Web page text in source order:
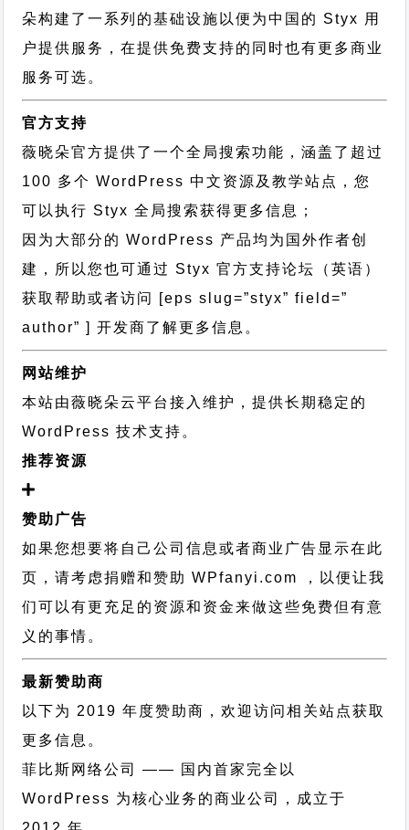
朵构建了一系列的基础设施以便为中国的 Styx 用
户提供服务，在提供免费支持的同时也有更多商业
服务可选。
官方支持
薇晓朵官方提供了一个全局搜索功能，涵盖了超过
100 多个 WordPress 中文资源及教学站点，您
可以执行 Styx 全局搜索获得更多信息；
因为大部分的 WordPress 产品均为国外作者创
建，所以您也可通过 Styx 官方支持论坛
（英语）
获取帮助或者访问 [eps slug=”styx” field=”
author” ] 开发商了解更多信息。
网站维护
本站由薇晓朵云平台接入维护，提供长期稳定的
WordPress 技术支持 。
推荐资源
赞助广告
如果您想要将自己公司信息或者商业广告显示在此
页，请考虑捐赠和赞助 WPfanyi.com ，以便让我
们可以有更充足的资源和资金来做这些免费但有意
义的事情。
最新赞助商
以下为 2019 年度赞助商，欢迎访问相关站点获取
更多信息。
菲比斯网络公司
—— 国内首家完全以
WordPress 为核心业务的商业公司，成立于